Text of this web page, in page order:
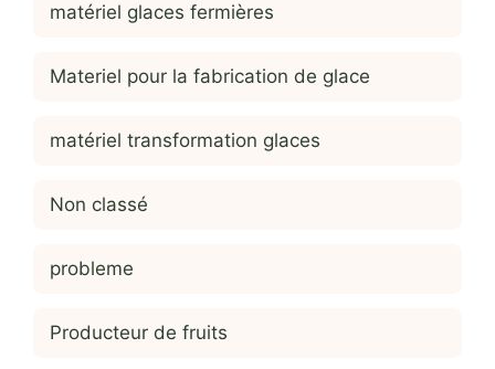
matériel glaces fermières
Materiel pour la fabrication de glace
matériel transformation glaces
Non classé
probleme
Producteur de fruits